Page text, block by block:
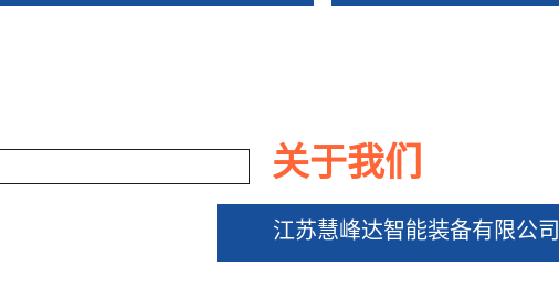
关于我们
江苏慧峰达智能装备有限公司